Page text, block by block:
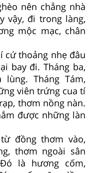
nên chẳng nhà
vậy, đi trong làng,
mộc mạc, chân
cứ thoảng nhẹ đâu
bay đi. Tháng ba,
Tháng Tám,
viên trứng cua tí
thơm nồng nàn.
được những làn
đồng thơm vào,
thơm ngoài sân
là hương cốm,